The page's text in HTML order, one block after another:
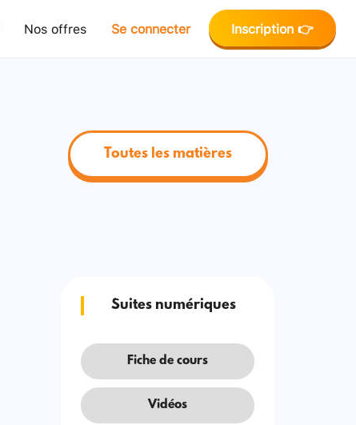
Nos offres Se connecter Inscription 👉
Toutes les matières
Suites numériques
Fiche de cours
Vidéos